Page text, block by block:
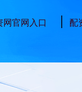
网官网入口 配